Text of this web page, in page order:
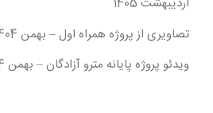
تصاویری از پروژه همراه اول – بهمن 1404
ویدئو پروژه پایانه مترو آزادگان – بهمن 1404